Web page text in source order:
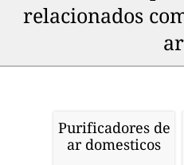
relacionados
Purificadores de
ar domesticos